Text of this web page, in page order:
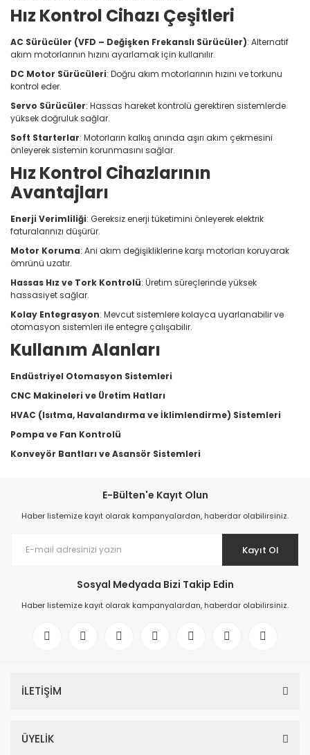
Hız Kontrol Cihazı Çeşitleri
AC Sürücüler (VFD – Değişken Frekanslı Sürücüler): Alternatif
akım motorlarının hızını ayarlamak için kullanılır.
DC Motor Sürücüleri: Doğru akım motorlarının hızını ve torkunu
kontrol eder.
Servo Sürücüler: Hassas hareket kontrolü gerektiren sistemlerde
yüksek doğruluk sağlar.
Soft Starterlar: Motorların kalkış anında aşırı akım çekmesini
önleyerek sistemin korunmasını sağlar.
Hız Kontrol Cihazlarının
Avantajları
Enerji Verimliliği: Gereksiz enerji tüketimini önleyerek elektrik
faturalarınızı düşürür.
Motor Koruma: Ani akım değişikliklerine karşı motorları koruyarak
ömrünü uzatır.
Hassas Hız ve Tork Kontrolü: Üretim süreçlerinde yüksek
hassasiyet sağlar.
Kolay Entegrasyon: Mevcut sistemlere kolayca uyarlanabilir ve
otomasyon sistemleri ile entegre çalışabilir.
Kullanım Alanları
Endüstriyel Otomasyon Sistemleri
CNC Makineleri ve Üretim Hatları
HVAC (Isıtma, Havalandırma ve İklimlendirme) Sistemleri
Pompa ve Fan Kontrolü
Konveyör Bantları ve Asansör Sistemleri
E-Bülten'e Kayıt Olun
Haber listemize kayıt olarak kampanyalardan, haberdar olabilirsiniz.
Kayıt Ol
Sosyal Medyada Bizi Takip Edin
Haber listemize kayıt olarak kampanyalardan, haberdar olabilirsiniz.
İLETİŞİM
ÜYELİK